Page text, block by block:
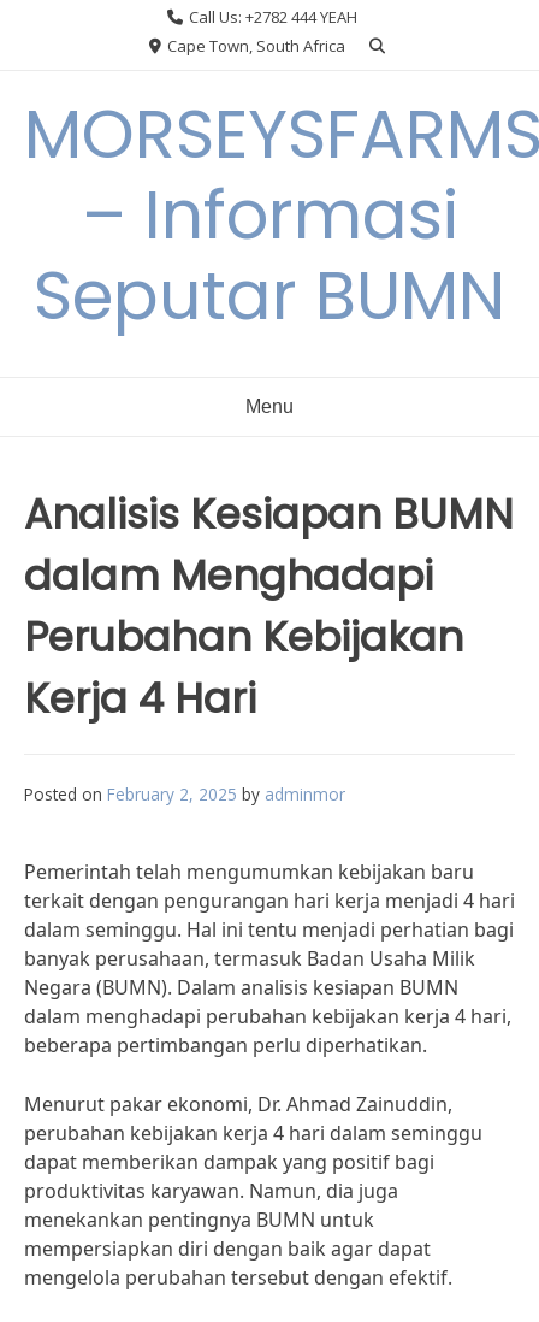
Call Us: +2782 444 YEAH
Cape Town, South Africa
– Informasi
Seputar BUMN
Menu
Analisis Kesiapan BUMN
dalam Menghadapi
Perubahan Kebijakan
Kerja 4 Hari
Posted on February 2, 2025 by adminmor
Pemerintah telah mengumumkan kebijakan baru
terkait dengan pengurangan hari kerja menjadi 4 hari
dalam seminggu. Hal ini tentu menjadi perhatian bagi
banyak perusahaan, termasuk Badan Usaha Milik
Negara (BUMN). Dalam analisis kesiapan BUMN
dalam menghadapi perubahan kebijakan kerja 4 hari,
beberapa pertimbangan perlu diperhatikan.
Menurut pakar ekonomi, Dr. Ahmad Zainuddin,
perubahan kebijakan kerja 4 hari dalam seminggu
dapat memberikan dampak yang positif bagi
produktivitas karyawan. Namun, dia juga
menekankan pentingnya BUMN untuk
mempersiapkan diri dengan baik agar dapat
mengelola perubahan tersebut dengan efektif.